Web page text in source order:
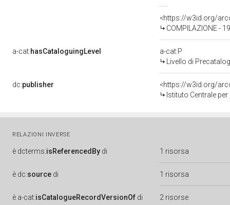
<https://w3id.org/
COMPILAZIONE -
a-cat:hasCataloguingLevel
a-cat:P
Livello di
dc:publisher
<https://w3id.org/
Istituto Centrale
RELAZIONI INVERSE
è dcterms:isReferencedBy di 1 risorsa
è dc:source di 1 risorsa
è a-cat:isCatalogueRecordVersionOf di 2 risorse